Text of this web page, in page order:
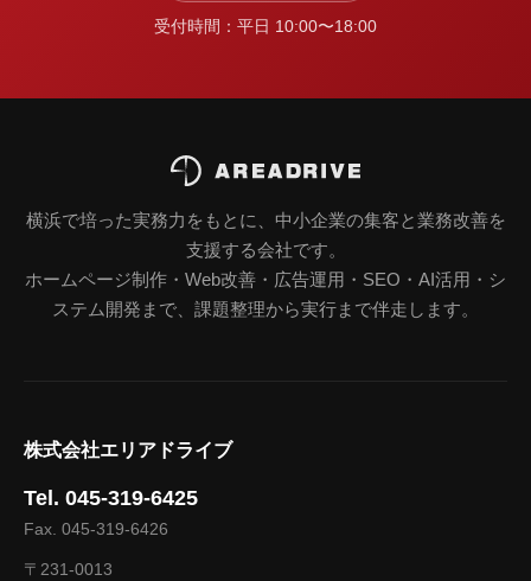
受付時間：平日 10:00〜18:00
横浜で培った実務力をもとに、中小企業の集客と業務改善を
支援する会社です。
ホームページ制作・Web改善・広告運用・SEO・AI活用・シ
ステム開発まで、課題整理から実行まで伴走します。
株式会社エリアドライブ
Tel. 045-319-6425
Fax. 045-319-6426
〒231-0013